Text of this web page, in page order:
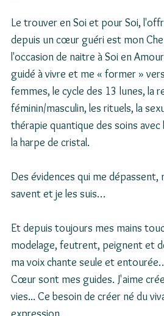
Le trouver en Soi et pour Soi,
depuis un cœur guéri est mon
l'occasion de naitre à Soi en
guidé à vivre et me « former »
femmes, le cycle des 13 lunes, la
féminin/masculin, les rituels, la
thérapie quantique des soins
la harpe de cristal.
Des évidences qui me
savent et je les suis…
Et depuis toujours mes mains
modelage, feutrent, peignent et
ma voix chante seule et
Cœur sont mes guides. J'aime
vies... Ce besoin de créer né du